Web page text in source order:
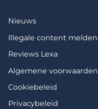
Nieuws
Illegale content melden
Reviews Lexa
Algemene voorwaarden
Cookiebeleid
Privacybeleid